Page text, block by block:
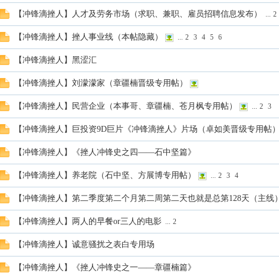
【冲锋滴挫人】人才及劳务市场（求职、兼职、雇员招聘信息发布） ... 2
【冲锋滴挫人】挫人事业线（本帖隐藏） ... 2 3 4 5 6
【冲锋滴挫人】黑涩汇
【冲锋滴挫人】刘濛濛家（章疆楠晋级专用帖）
【冲锋滴挫人】民营企业（本事哥、章疆楠、苍月枫专用帖） ... 2 3
【冲锋滴挫人】巨投资9D巨片《冲锋滴挫人》片场（卓如美晋级专用帖）
【冲锋滴挫人】《挫人冲锋史之四——石中坚篇》
【冲锋滴挫人】养老院（石中坚、方展博专用帖） ... 2 3 4
【冲锋滴挫人】第二季度第二个月第二周第二天也就是总第128天（主线）
【冲锋滴挫人】两人的早餐or三人的电影 ... 2
【冲锋滴挫人】诚意骚扰之表白专用场
【冲锋滴挫人】《挫人冲锋史之一——章疆楠篇》